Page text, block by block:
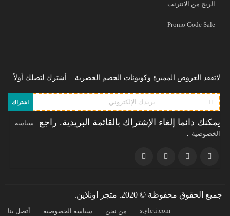
الريح من الانترنت
Promo Code Sale
لاتفقد العروض المميزة وكوبونات الخصم الحصرية .. أشترك لتصلك أولاً
اشتراك
يمكنك دائما إلغاء الإشتراك بالقائمة البريدية. راجع
سياسة
الخصوصية .
جميع الحقوق محفوظة © 2020. متجر اونلاين.
أتصل بنا سياسة الخصوصية من نحن styleti.com